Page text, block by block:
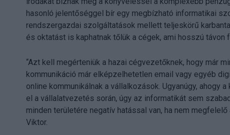
hasonló jelentőséggel bír egy megbízható informatikai
rendszergazdai szolgáltatások mellett teljeskörű
és oktatást is kaphatnak tőlük a cégek, ami hosszú távon
“Azt kell megérteniük a hazai cégvezetőknek, hogy már
kommunikáció már elképzelhetetlen email vagy egyéb
online kommunikálnak a vállalkozások. Ugyanúgy, ahogy
el a vállalatvezetés során, úgy az informatikát sem
minden területére negatív hatással van, ha nem
Viktor.